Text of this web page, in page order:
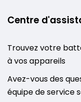
Centre
Trouvez votre
à vos appareils
Avez-vous des
équipe de service